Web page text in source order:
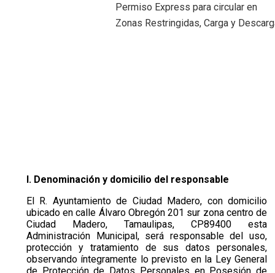
Permiso Express para circular en
Zonas Restringidas, Carga y
I. Denominación y domicilio del responsable
El R. Ayuntamiento de Ciudad Madero, con domicilio
ubicado en calle Álvaro Obregón 201 sur zona centro de
Ciudad Madero, Tamaulipas, CP89400 esta
Administración Municipal, será responsable del uso,
protección y tratamiento de sus datos personales,
observando íntegramente lo previsto en la Ley General